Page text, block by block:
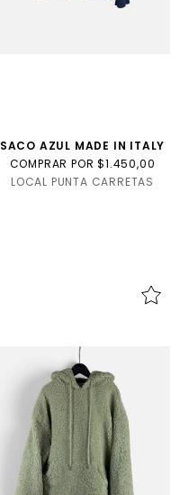
SACO AZUL MADE IN ITALY
COMPRAR POR $1.450,00
LOCAL PUNTA CARRETAS